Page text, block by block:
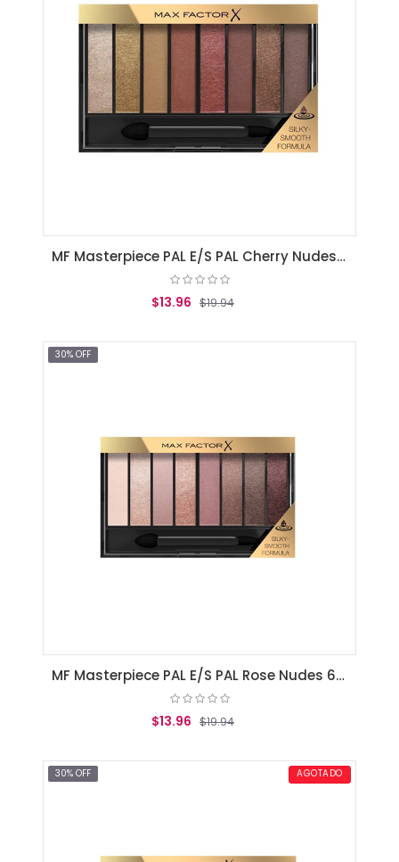
MF Masterpiece PAL E/S PAL Cherry Nudes 6.5g 005
$13.96 $19.94
30% OFF
MF Masterpiece PAL E/S PAL Rose Nudes 6.5g 005
$13.96 $19.94
30% OFF AGOTADO